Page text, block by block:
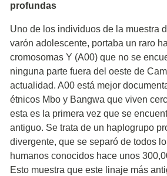
profundas
Uno de los individuos de la muestra
varón adolescente, portaba un raro
cromosomas Y (A00) que no se
ninguna parte fuera del oeste de
actualidad. A00 está mejor
étnicos Mbo y Bangwa que viven
esta es la primera vez que se
antiguo. Se trata de un haplogrupo
divergente, que se separó de todos
humanos conocidos hace unos
Esto muestra que este linaje más